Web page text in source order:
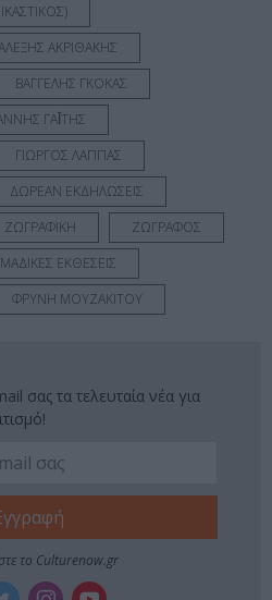
ΑΚΡΙΘΑΚΗΣ
ΒΑΓΓΕΛΗΣ ΓΚΟΚΑΣ
ΓΑΪ́ΤΗΣ
ΓΙΩΡΓΟΣ ΛΑΠΠΑΣ
ΔΩΡΕΑΝ ΕΚΔΗΛΩΣΕΙΣ
ΖΩΓΡΑΦΙΚΗ
ΖΩΓΡΑΦΟΣ
ΕΚΘΕΣΕΙΣ
ΦΡΥΝΗ ΜΟΥΖΑΚΙΤΟΥ
σας τα τελευταία νέα για
το Culturenow.gr